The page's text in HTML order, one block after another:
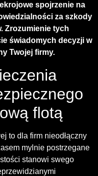
spojrzenie na
za szkody
Zrozumienie tych
świadomych decyzji w
Twojej firmy.
flotą
to dla firm nieodłączny
mylnie postrzegane
stanowi swego